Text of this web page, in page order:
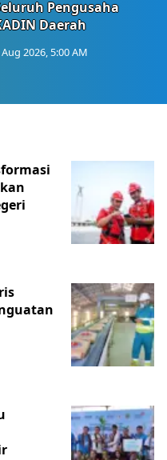
Pengusaha
Daerah
2026, 5:00 AM